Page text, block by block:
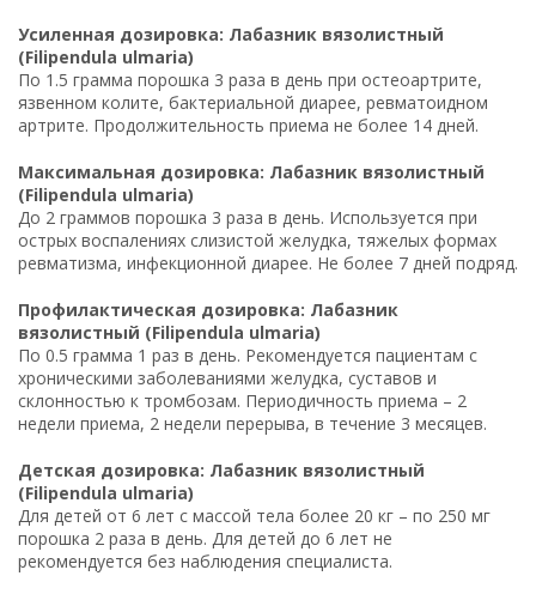
Усиленная дозировка: Лабазник вязолистный
(Filipendula ulmaria)
По 1.5 грамма порошка 3 раза в день при остеоартрите,
язвенном колите, бактериальной диарее, ревматоидном
артрите. Продолжительность приема не более 14 дней.
Максимальная дозировка: Лабазник вязолистный
(Filipendula ulmaria)
До 2 граммов порошка 3 раза в день. Используется при
острых воспалениях слизистой желудка, тяжелых формах
ревматизма, инфекционной диарее. Не более 7 дней подряд.
Профилактическая дозировка: Лабазник
вязолистный (Filipendula ulmaria)
По 0.5 грамма 1 раз в день. Рекомендуется пациентам с
хроническими заболеваниями желудка, суставов и
склонностью к тромбозам. Периодичность приема – 2
недели приема, 2 недели перерыва, в течение 3 месяцев.
Детская дозировка: Лабазник вязолистный
(Filipendula ulmaria)
Для детей от 6 лет с массой тела более 20 кг – по 250 мг
порошка 2 раза в день. Для детей до 6 лет не
рекомендуется без наблюдения специалиста.